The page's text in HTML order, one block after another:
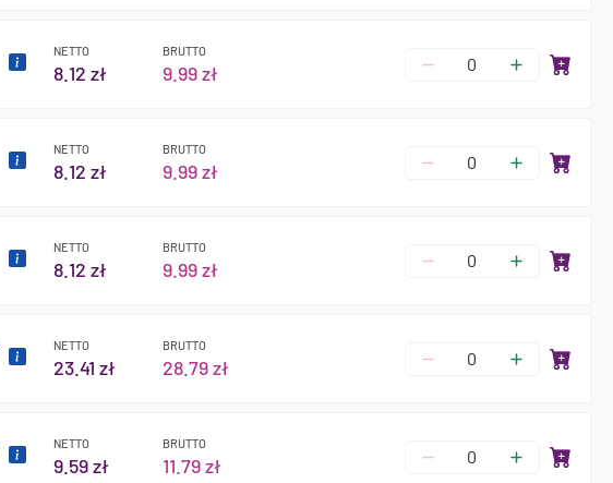
NETTO
8.12 zł
BRUTTO
9.99 zł
NETTO
8.12 zł
BRUTTO
9.99 zł
NETTO
8.12 zł
BRUTTO
9.99 zł
NETTO
23.41 zł
BRUTTO
28.79 zł
NETTO
9.59 zł
BRUTTO
11.79 zł